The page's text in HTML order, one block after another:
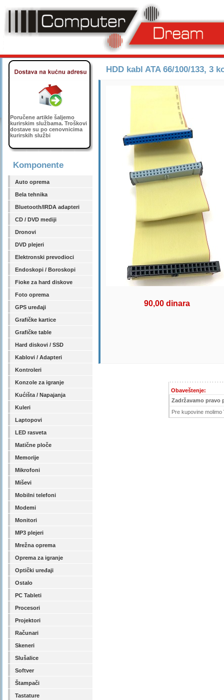
Poručene artikle šaljemo
kurirskim službama. Troškovi
dostave su po cenovnicima
kurirskih službi
Komponente
Auto oprema
Bela tehnika
Bluetooth/IRDA adapteri
CD / DVD mediji
Dronovi
DVD plejeri
Elektronski prevodioci
Endoskopi / Boroskopi
Fioke za hard diskove
Foto oprema
GPS uređaji
Grafičke kartice
Grafičke table
Hard diskovi / SSD
Kablovi / Adapteri
Kontroleri
Konzole za igranje
Kućišta / Napajanja
Kuleri
Laptopovi
LED rasveta
Matične ploče
Memorije
Mikrofoni
Miševi
Mobilni telefoni
Modemi
Monitori
MP3 plejeri
Mrežna oprema
Oprema za igranje
Optički uređaji
Ostalo
PC Tableti
Procesori
Projektori
Računari
Skeneri
Slušalice
Softver
Štampači
Tastature
HDD kabl ATA 66/100/133, 3
90,00 dinara
Obaveštenje:
Zadržavamo pravo
Pre kupovine